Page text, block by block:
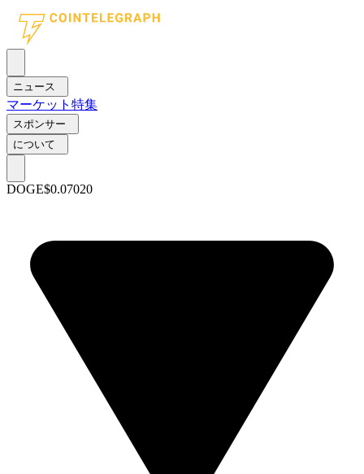
ニュース
マーケット 特集
スポンサー
について
DOGE$0.07020